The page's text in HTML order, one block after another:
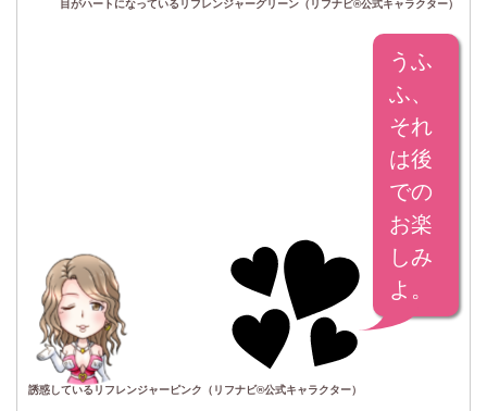
目がハートになっているリフレンジャーグリーン（リフナビ®公式キャラクター）
誘惑しているリフレンジャーピンク（リフナビ®公式キャラクター）
うふ
ふ、
それ
は後
での
お楽
しみ
よ。